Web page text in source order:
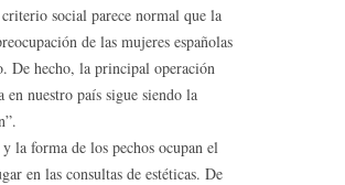
criterio social parece normal que la
de las mujeres españolas
De hecho, la principal operación
en nuestro país sigue siendo la
la forma de los pechos ocupan el
en las consultas de estéticas. De